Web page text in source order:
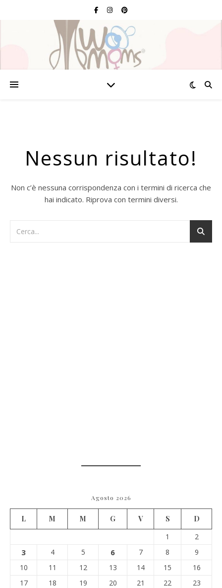
Nessun risultato!
Non c’è nessuna corrispondenza con i termini di ricerca che
hai indicato. Riprova con termini diversi.
Agosto 2026
L M M G V S
D
1
2
3 4 5 6 7 8
9
10
11 12 13 14 15
16
17
18 19 20 21 22
23